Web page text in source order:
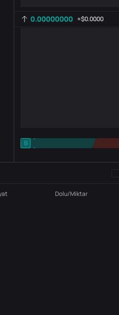
0.00000000 ≈$0.0000
B
-
-
Dolu/Miktar